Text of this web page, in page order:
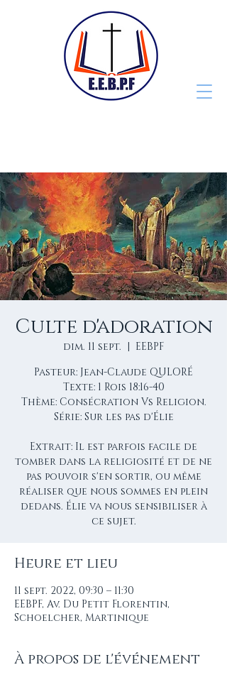
Culte d'adoration
dim. 11 sept.
  |
EEBPF
Pasteur: Jean-Claude QULORÉ
Texte: 1 Rois 18:16-40
Thème: Consécration Vs Religion.
Série: Sur les pas d'Élie
Extrait: Il est parfois facile de
tomber dans la religiosité et de ne
pas pouvoir s'en sortir, ou même
réaliser que nous sommes en plein
dedans. Élie va nous sensibiliser à
ce sujet.
Heure et lieu
11 sept. 2022, 09:30 – 11:30
EEBPF, Av. Du Petit Florentin,
Schoelcher, Martinique
À propos de l'événement